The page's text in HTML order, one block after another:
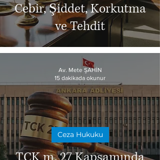
Cebir, Şiddet, Korkutma
ve Tehdit
Ceza Hukuku
Av. Mete ŞAHİN
15 dakikada okunur